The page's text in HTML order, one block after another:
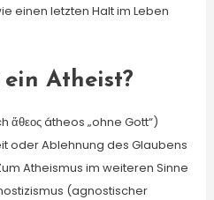
einen letzten Halt im Leben
Atheist?
átheos „ohne Gott“)
oder Ablehnung des Glaubens
Atheismus im weiteren Sinne
(agnostischer